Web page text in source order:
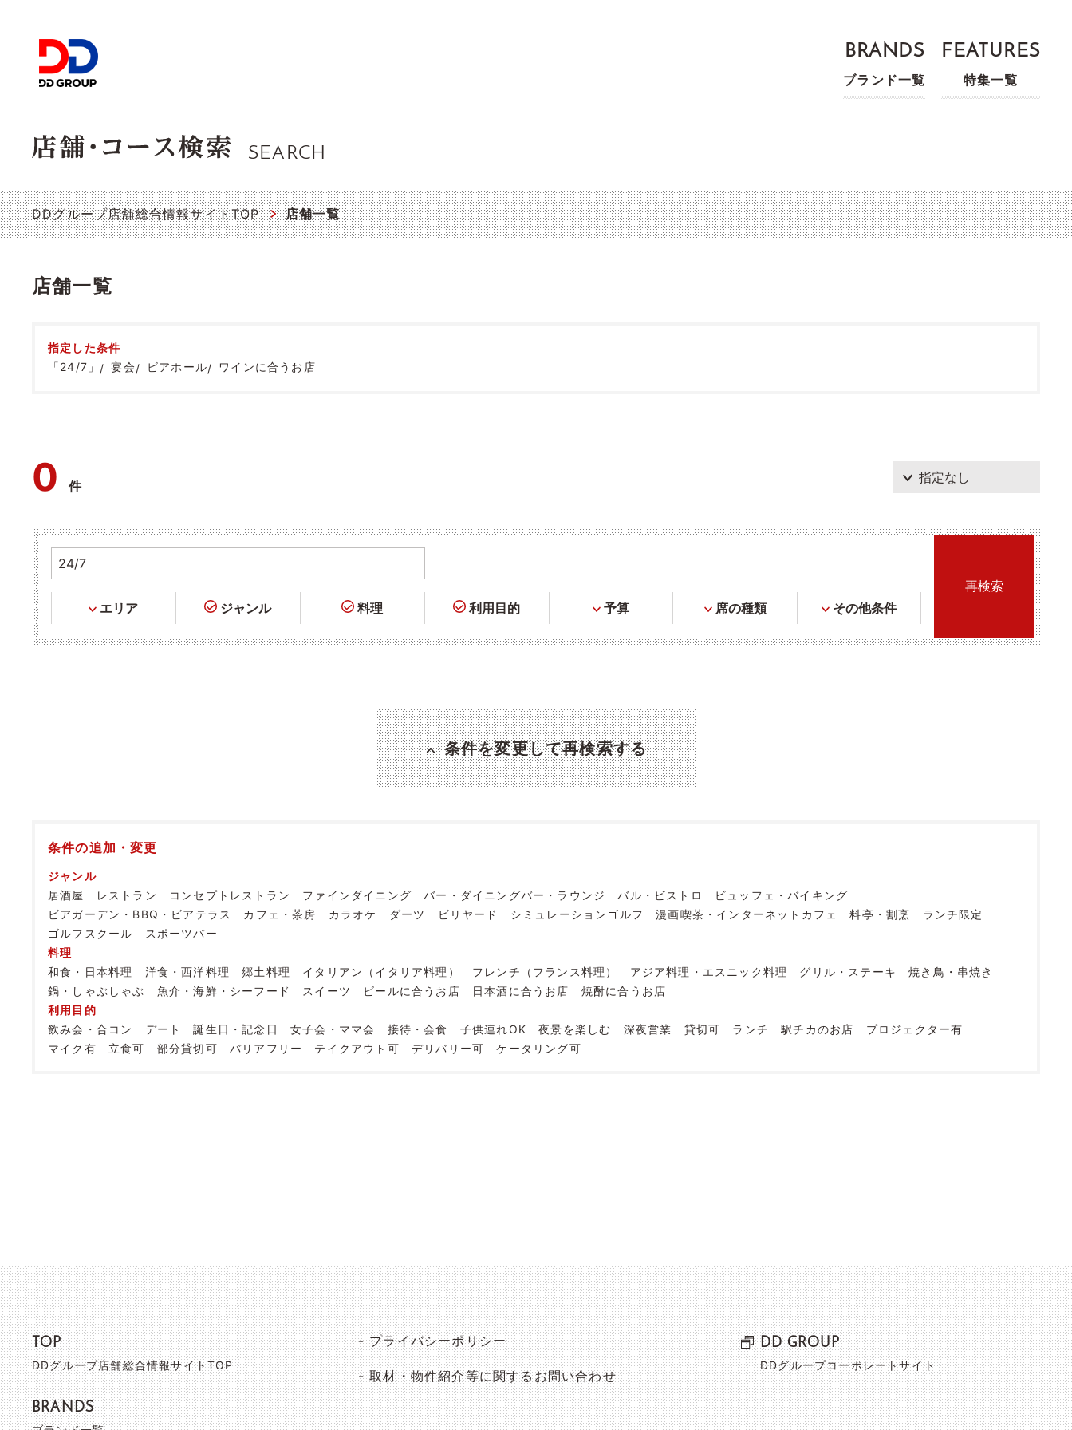
BRANDS
ブランド一覧
FEATURES
特集一覧
SEARCH
DDグループ店舗総合情報サイトTOP 店舗一覧
店舗一覧
指定した条件
「24/7」
宴会 ビアホール ワインに合うお店
0件
エリア ジャンル 料理 利用目的 予算 席の種類 その他条件
条件を変更して再検索する
条件の追加・変更
ジャンル
居酒屋
レストラン コンセプトレストラン ファインダイニング バー・ダイニングバー・ラウンジ バル・ビストロ
ビュッフェ・バイキング
ビアガーデン・BBQ・ビアテラス
カフェ・茶房 カラオケ ダーツ ビリヤード シミュレーションゴルフ 漫画喫茶・インターネットカフェ 料亭・割烹
ランチ限定
ゴルフスクール
スポーツバー
料理
和食・日本料理
洋食・西洋料理 郷土料理 イタリアン（イタリア料理） フレンチ（フランス料理） アジア料理・エスニック料理 グリル・ステーキ
焼き鳥・串焼き
鍋・しゃぶしゃぶ
魚介・海鮮・シーフード スイーツ ビールに合うお店 日本酒に合うお店
焼酎に合うお店
利用目的
飲み会・合コン
デート 誕生日・記念日 女子会・ママ会 接待・会食 子供連れOK 夜景を楽しむ 深夜営業 貸切可 ランチ 駅チカのお店
プロジェクター有
マイク有
立食可 部分貸切可 バリアフリー テイクアウト可 デリバリー可 ケータリング可
TOP
DDグループ店舗総合情報サイトTOP
BRANDS
プライバシーポリシー
取材・物件紹介等に関するお問い合わせ
DD GROUP
DDグループコーポレートサイト